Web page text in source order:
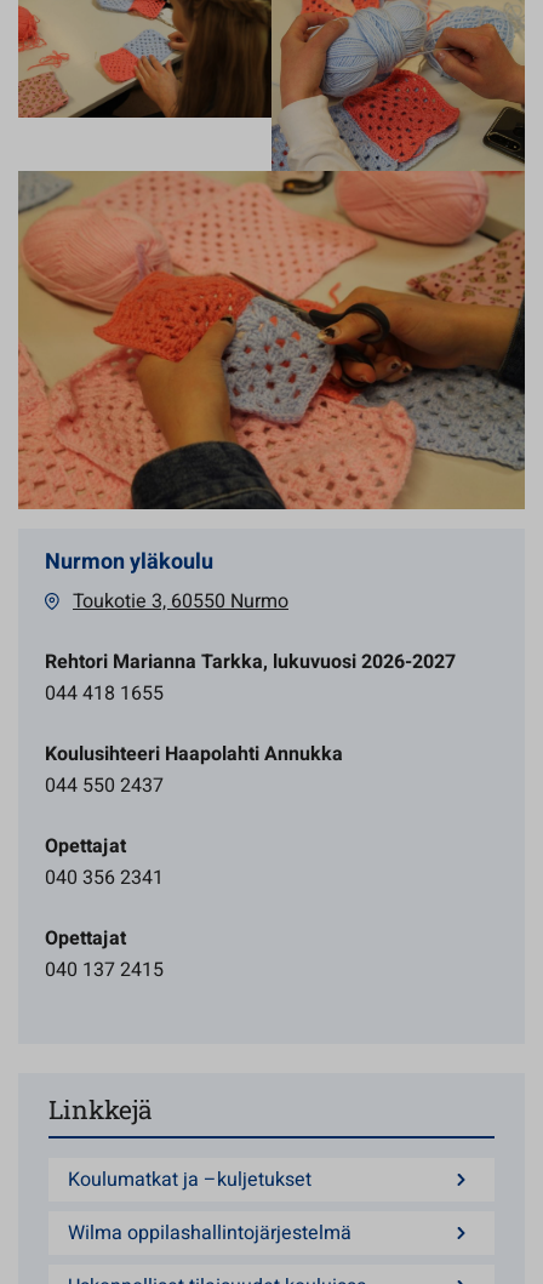
Nurmon yläkoulu
Toukotie 3, 60550 Nurmo
Rehtori Marianna Tarkka, lukuvuosi 2026-2027
044 418 1655
Koulusihteeri Haapolahti Annukka
044 550 2437
Opettajat
040 356 2341
Opettajat
040 137 2415
Linkkejä
Koulumatkat ja –kuljetukset
Wilma oppilashallintojärjestelmä